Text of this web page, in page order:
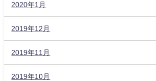
2020年1月
2019年12月
2019年11月
2019年10月